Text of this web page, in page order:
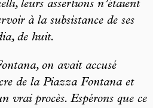
leurs assertions n’étaient
à la subsistance de ses
de huit.
on avait accusé
de la Piazza Fontana et
vrai procès. Espérons que ce